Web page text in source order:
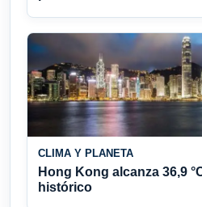
CLIMA Y PLANETA
Hong Kong alcanza 36,9
histórico